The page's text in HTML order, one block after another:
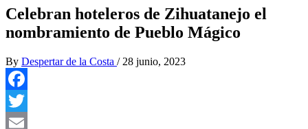
Celebran hoteleros de Zihuatanejo el
nombramiento de Pueblo Mágico
By Despertar de la Costa / 28 junio, 2023
Facebook
Twitter